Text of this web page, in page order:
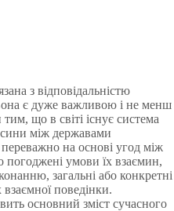
з відповідальністю
є дуже важливою і не менш
що в світі існує система
між державами
на основі угод між
умови їх взаємин,
загальні або конкретні
поведінки.
основний зміст сучасного